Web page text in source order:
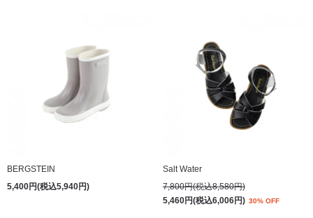
BERGSTEIN
5,400円(税込5,940円)
Salt Water
7,800円(税込8,580円)
5,460円(税込6,006円) 30% OFF